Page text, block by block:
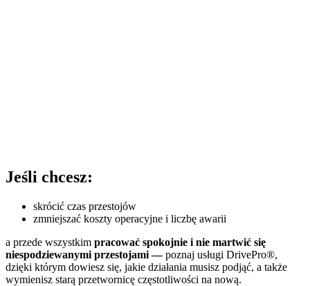
Jeśli chcesz:
skrócić czas przestojów
zmniejszać koszty operacyjne i liczbę awarii
a przede wszystkim pracować spokojnie i nie martwić się
niespodziewanymi przestojami —poznaj usługi DrivePro®,
dzięki którym dowiesz się, jakie działania musisz podjąć, a także
wymienisz starą przetwornicę częstotliwości na nową.